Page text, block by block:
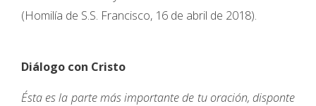
(Homilía de S.S. Francisco, 16 de abril de 2018).
Diálogo con Cristo
Ésta es la parte más importante de tu oración, disponte